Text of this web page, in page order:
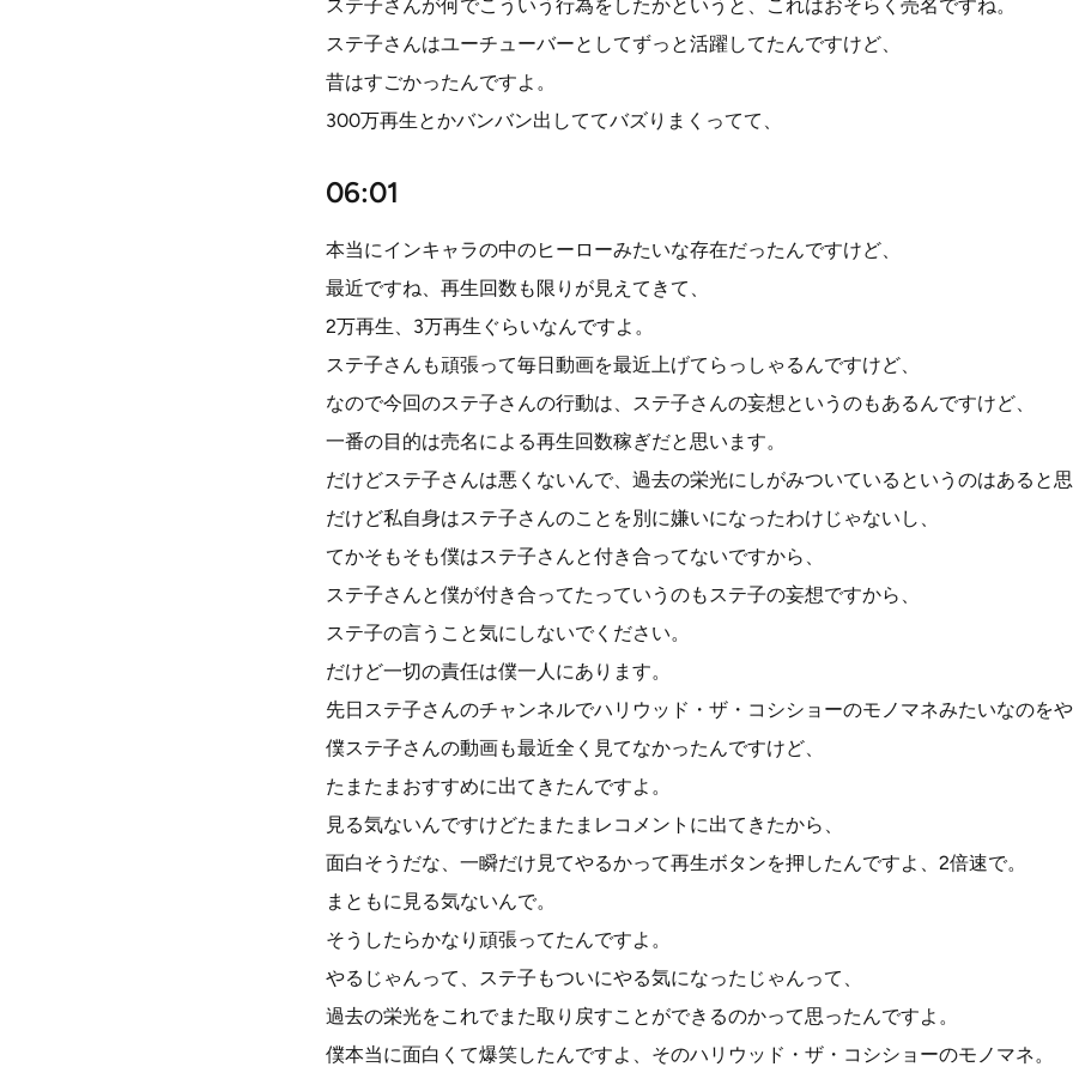
ステ子さんが何でこういう行為をしたかというと、これはおそらく売名ですね。
ステ子さんはユーチューバーとしてずっと活躍してたんですけど、
昔はすごかったんですよ。
300万再生とかバンバン出しててバズりまくってて、
06:01
本当にインキャラの中のヒーローみたいな存在だったんですけど、
最近ですね、再生回数も限りが見えてきて、
2万再生、3万再生ぐらいなんですよ。
ステ子さんも頑張って毎日動画を最近上げてらっしゃるんですけど、
なので今回のステ子さんの行動は、ステ子さんの妄想というのもあるんですけど、
一番の目的は売名による再生回数稼ぎだと思います。
だけどステ子さんは悪くないんで、過去の栄光にしがみついているというのはあると
だけど私自身はステ子さんのことを別に嫌いになったわけじゃないし、
てかそもそも僕はステ子さんと付き合ってないですから、
ステ子さんと僕が付き合ってたっていうのもステ子の妄想ですから、
ステ子の言うこと気にしないでください。
だけど一切の責任は僕一人にあります。
先日ステ子さんのチャンネルでハリウッド・ザ・コシショーのモノマネみたいなのを
僕ステ子さんの動画も最近全く見てなかったんですけど、
たまたまおすすめに出てきたんですよ。
見る気ないんですけどたまたまレコメントに出てきたから、
面白そうだな、一瞬だけ見てやるかって再生ボタンを押したんですよ、2倍速で。
まともに見る気ないんで。
そうしたらかなり頑張ってたんですよ。
やるじゃんって、ステ子もついにやる気になったじゃんって、
過去の栄光をこれでまた取り戻すことができるのかって思ったんですよ。
僕本当に面白くて爆笑したんですよ、そのハリウッド・ザ・コシショーのモノマネ。